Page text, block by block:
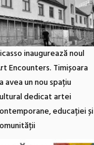
inaugurează noul
Encounters. Timișoara
avea un nou spațiu
dedicat artei
educației și